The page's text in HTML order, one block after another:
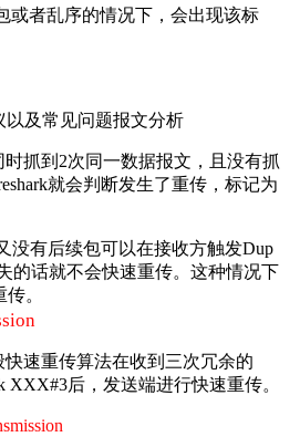
或者乱序的情况下，会出现该标
抓到 2次同一数据报文，且没有抓
就会判断发生了重传，标记为
没有后续包可以在接收方触发Dup
的话就不会快速重传。这种情况下
。
快速重传算法在收到三次冗余的
XXX#3后，发送端进行快速重传。